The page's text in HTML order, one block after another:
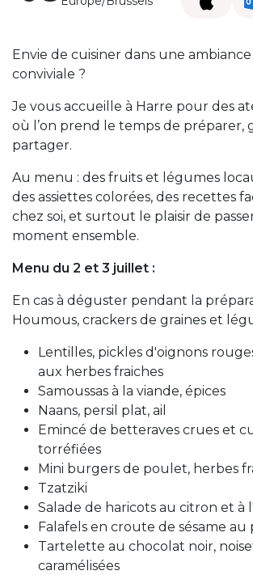
Envie de cuisiner dans une
conviviale ?
Je vous accueille à Harre pour des
où l’on prend le temps de préparer,
partager.
Au menu : des fruits et légumes
des assiettes colorées, des recettes
chez soi, et surtout le plaisir de
moment ensemble.
Menu du 2 et 3 juillet :
En cas à déguster pendant la
Houmous, crackers de graines et
Lentilles, pickles d'oignons
aux herbes fraiches
Samoussas à la viande, épices
Naans, persil plat, ail
Emincé de betteraves crues et
torréfiées
Mini burgers de poulet, herbes
Tzatziki
Salade de haricots au citron et à
Falafels en croute de sésame au
Tartelette au chocolat noir,
caramélisées